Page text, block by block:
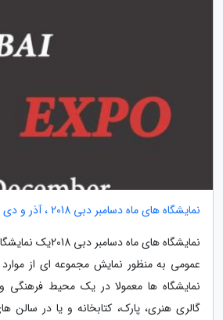
نمایشگاه های ماه دسامبر دبی 2018 ، آذر و دی 97
نمایشگاه های ماه
عمومی به منظور نمایش مجموعه ای از
نمایشگاه ها معمولا در یک محیط فرهنگی و
گالری هنری، پارک، کتابخانه و یا در سالن